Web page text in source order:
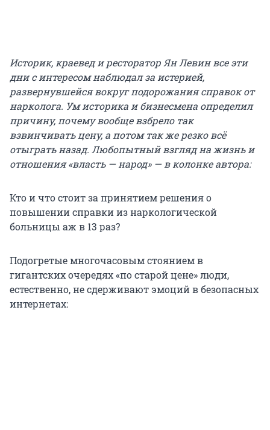
Историк, краевед и ресторатор Ян Левин все эти
дни с интересом наблюдал за истерией,
развернувшейся вокруг подорожания справок от
нарколога. Ум историка и бизнесмена определил
причину, почему вообще взбрело так
взвинчивать цену, а потом так же резко всё
отыграть назад. Любопытный взгляд на жизнь и
отношения «власть — народ» — в колонке автора:
Кто и что стоит за принятием решения о
повышении справки из наркологической
больницы аж в 13 раз?
Подогретые многочасовым стоянием в
гигантских очередях «по старой цене» люди,
естественно, не сдерживают эмоций в безопасных
интернетах: